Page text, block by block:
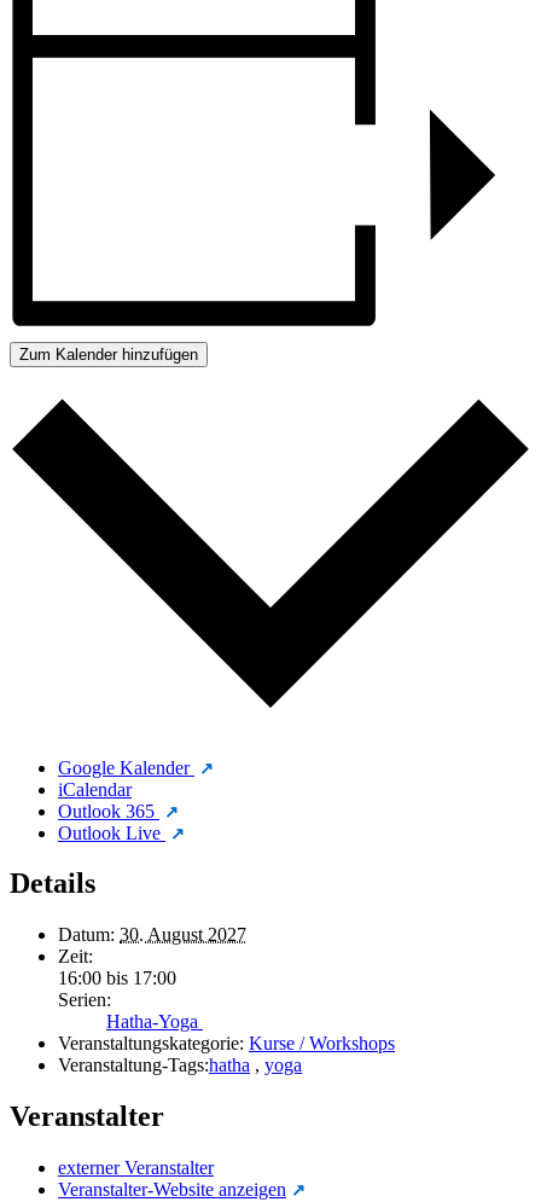
Zum Kalender hinzufügen
Google Kalender
iCalendar
Outlook 365
Outlook Live
Details
Datum: 30. August 2027
Zeit:
16:00 bis 17:00
Serien:
Hatha-Yoga
Veranstaltungskategorie: Kurse / Workshops
Veranstaltung-Tags:hatha , yoga
Veranstalter
externer Veranstalter
Veranstalter-Website anzeigen